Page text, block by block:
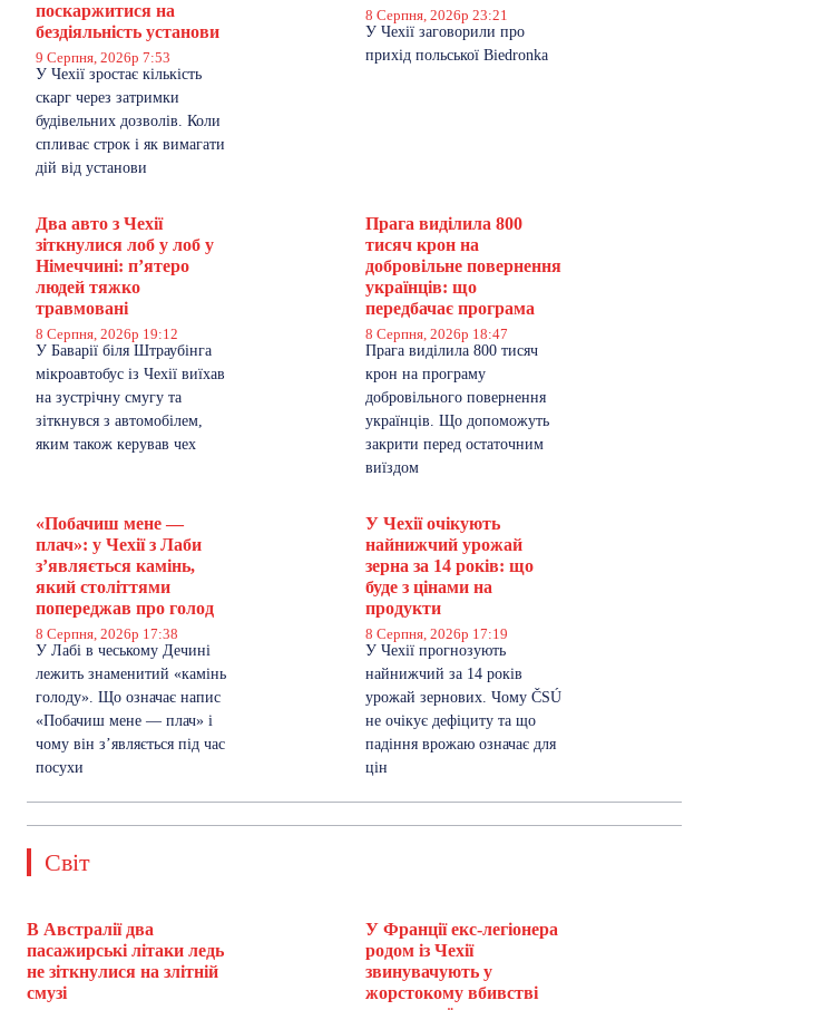
поскаржитися на
бездіяльність установи
9 Серпня, 2026р 7:53
У Чехії зростає кількість
скарг через затримки
будівельних дозволів. Коли
спливає строк і як вимагати
дій від установи
8 Серпня, 2026р 23:21
У Чехії заговорили про
прихід польської Biedronka
Два авто з Чехії
зіткнулися лоб у лоб у
Німеччині: п’ятеро
людей тяжко
травмовані
8 Серпня, 2026р 19:12
У Баварії біля Штраубінга
мікроавтобус із Чехії виїхав
на зустрічну смугу та
зіткнувся з автомобілем,
яким також керував чех
Прага виділила 800
тисяч крон на
добровільне повернення
українців: що
передбачає програма
8 Серпня, 2026р 18:47
Прага виділила 800 тисяч
крон на програму
добровільного повернення
українців. Що допоможуть
закрити перед остаточним
виїздом
«Побачиш мене —
плач»: у Чехії з Лаби
з’являється камінь,
який століттями
попереджав про голод
8 Серпня, 2026р 17:38
У Лабі в чеському Дечині
лежить знаменитий «камінь
голоду». Що означає напис
«Побачиш мене — плач» і
чому він з’являється під час
посухи
У Чехії очікують
найнижчий урожай
зерна за 14 років: що
буде з цінами на
продукти
8 Серпня, 2026р 17:19
У Чехії прогнозують
найнижчий за 14 років
урожай зернових. Чому ČSÚ
не очікує дефіциту та що
падіння врожаю означає для
цін
Світ
В Австралії два
пасажирські літаки ледь
не зіткнулися на злітній
смузі
У Франції екс-легіонера
родом із Чехії
звинувачують у
жорстокому вбивстві